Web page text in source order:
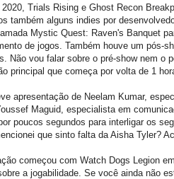
Trials Rising e Ghost Recon
também alguns indies por
Mystic Quest: Raven's Banquet
de jogos. Também houve um pós-
Não vou falar sobre o pré-show nem o
principal que começa por volta de 1
apresentação de Neelam Kumar,
Maguid, especialista em
poucos segundos para interligar os
que sinto falta da Aisha Tyler?
começou com Watch Dogs Legion
a jogabilidade. Se você ainda não